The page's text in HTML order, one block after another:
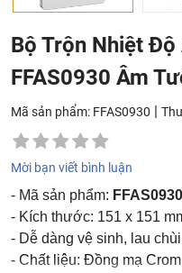
Bộ Trộn Nhiệt
FFAS0930 Âm
Mã sản phẩm: FFAS0930 |
Mời bạn viết bình luận
- Mã sản phẩm: FFAS0930
- Kích thước: 151 x 151
- Dễ dàng vệ sinh, lau
- Chất liệu: Đồng mạ